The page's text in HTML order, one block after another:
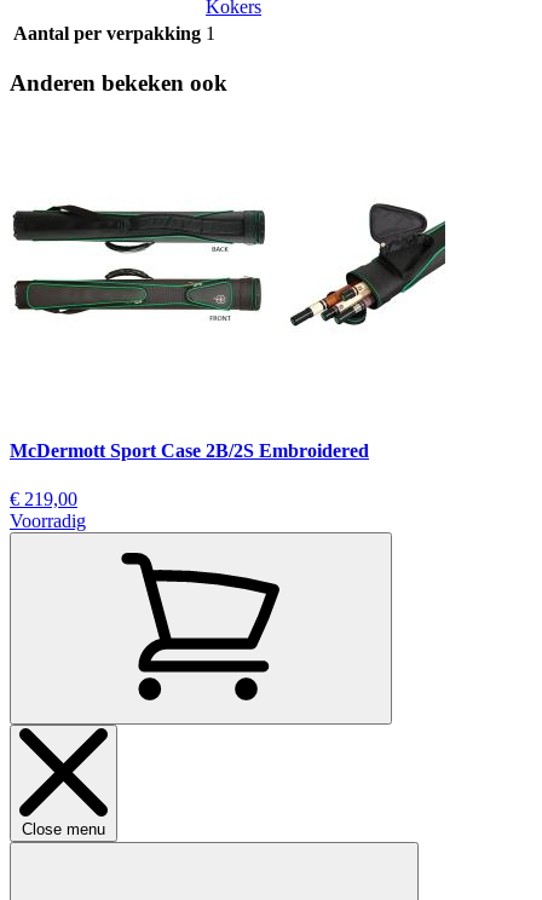
Kokers
Aantal per verpakking 1
Anderen bekeken ook
McDermott Sport Case 2B/2S Embroidered
€ 219,00
Voorradig
Close menu